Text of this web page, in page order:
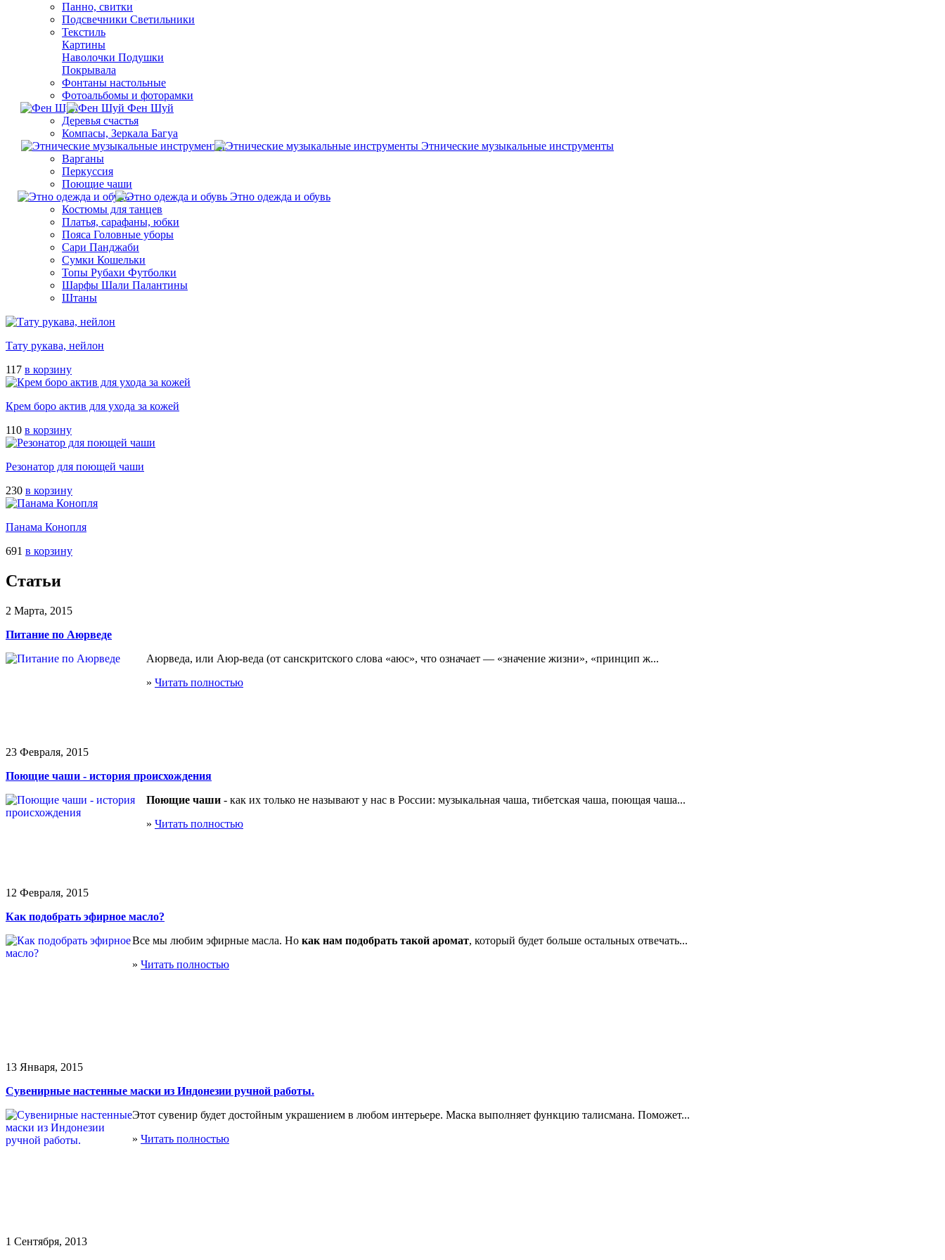
Панно, свитки
Подсвечники Светильники
Текстиль
Картины
Наволочки Подушки
Покрывала
Фонтаны настольные
Фотоальбомы и фоторамки
Фен Шуй
Деревья счастья
Компасы, Зеркала Багуа
Этнические музыкальные инструменты
Варганы
Перкуссия
Поющие чаши
Этно одежда и обувь
Костюмы для танцев
Платья, сарафаны, юбки
Пояса Головные уборы
Сари Панджаби
Сумки Кошельки
Топы Рубахи Футболки
Шарфы Шали Палантины
Штаны
Тату рукава, нейлон
117 в корзину
Крем боро актив для ухода за кожей
110 в корзину
Резонатоp для поющей чаши
230 в корзину
Панама Конопля
691 в корзину
Статьи
2 Марта, 2015
Питание по Аюрведе
Аюрведа, или Аюр-веда (от санскритского слова «аюс», что означает — «значение жизни», «принцип ж...
» Читать полностью
23 Февраля, 2015
Поющие чаши - история происхождения
Поющие чаши - как их только не называют у нас в России: музыкальная чаша, тибетская чаша, поющая чаша...
» Читать полностью
12 Февраля, 2015
Как подобрать эфирное масло?
Все мы любим эфирные масла. Но как нам подобрать такой аромат, который будет больше остальных отвечать...
» Читать полностью
13 Января, 2015
Сувенирные настенные маски из Индонезии ручной работы.
Этот сувенир будет достойным украшением в любом интерьере. Маска выполняет функцию талисмана. Поможет...
» Читать полностью
1 Сентября, 2013